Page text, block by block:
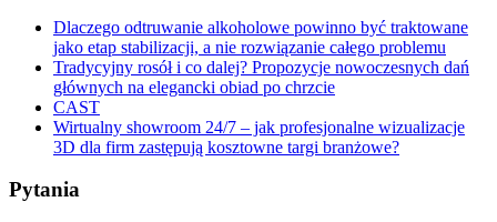
Dlaczego odtruwanie alkoholowe powinno być traktowane
jako etap stabilizacji, a nie rozwiązanie całego problemu
Tradycyjny rosół i co dalej? Propozycje nowoczesnych dań
głównych na elegancki obiad po chrzcie
CAST
Wirtualny showroom 24/7 – jak profesjonalne wizualizacje
3D dla firm zastępują kosztowne targi branżowe?
Pytania